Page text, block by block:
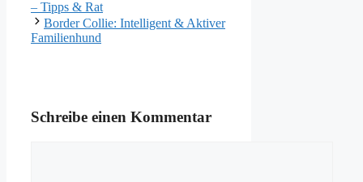
– Tipps & Rat
Border Collie: Intelligent & Aktiver
Familienhund
Schreibe einen Kommentar